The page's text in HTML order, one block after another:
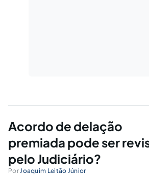
Acordo de delação
premiada pode ser
pelo Judiciário?
Por Joaquim Leitão Júnior